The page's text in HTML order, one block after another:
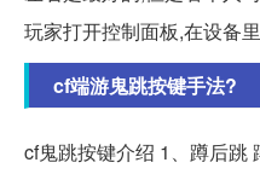
玩家打开控制面板,在设备
cf端游鬼跳按键手法?
cf鬼跳按键介绍 1、蹲后跳